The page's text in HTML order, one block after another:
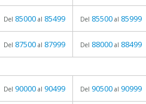
Del 85000 al 85499 Del 85500 al 85999
Del 87500 al 87999 Del 88000 al 88499
Del 90000 al 90499 Del 90500 al 90999